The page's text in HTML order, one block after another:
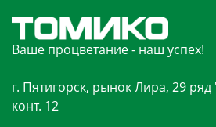
Ваше процветание - наш успех!
г. Пятигорск, рынок Лира, 29 ряд
конт. 12